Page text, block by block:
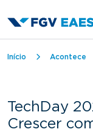
Trilha de
Início Acontece
TechDay
Crescer